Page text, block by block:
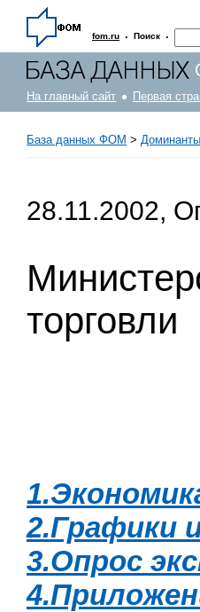
fom.ru · Поиск ·
На главный сайт Первая
База данных ФОМ >
28.11.2002,
торговли
2.Графики
3.Опрос